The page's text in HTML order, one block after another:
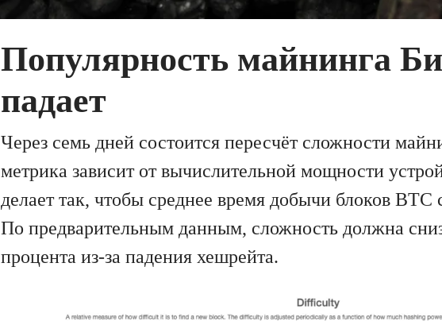
Популярность майнинга
падает
Через семь дней состоится пересчёт сложности
метрика зависит от вычислительной мощности
делает так, чтобы среднее время добычи блоков BTC
По предварительным данным, сложность должна
процента из-за падения хешрейта.